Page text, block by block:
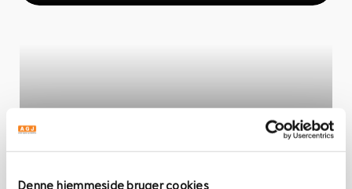
Denne hjemmeside bruger cookies